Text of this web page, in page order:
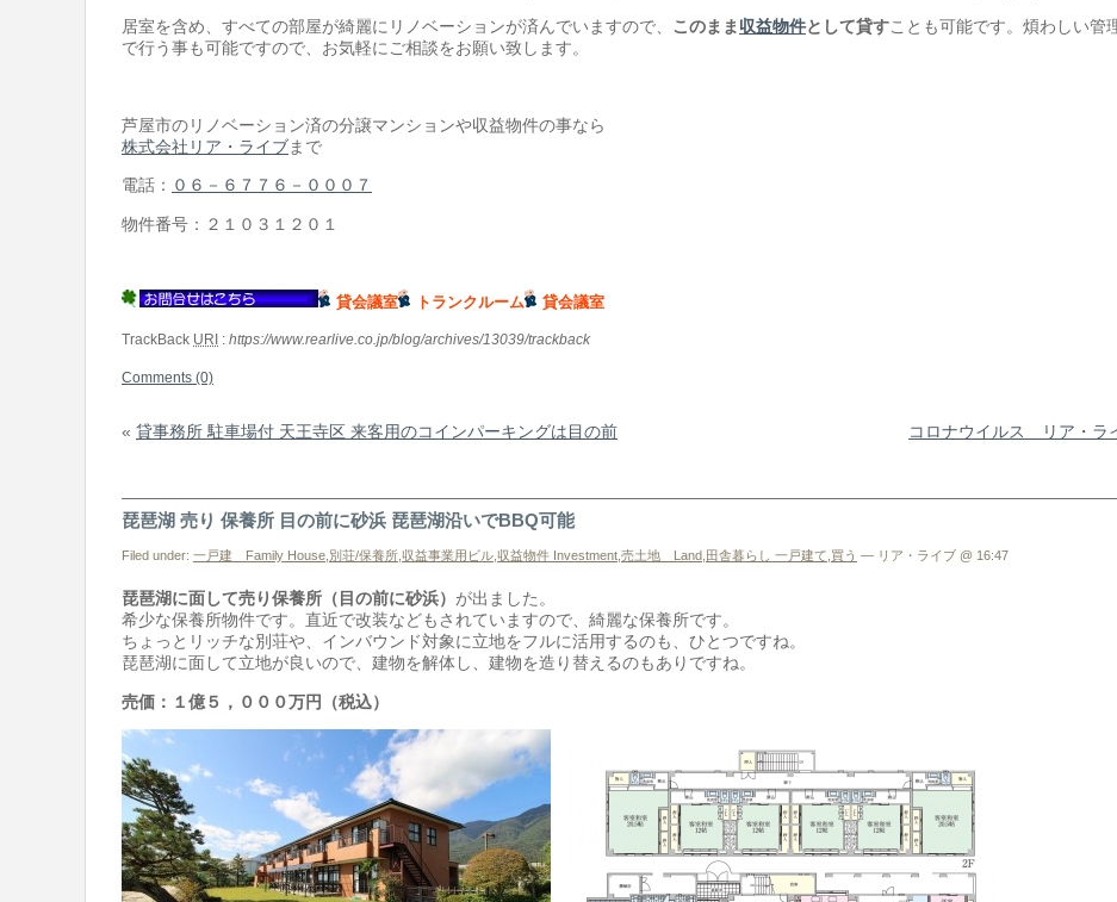
居室を含め、すべての部屋が綺麗にリノベーションが済んでいますので、 このまま 収益物件として貸すことも可能です。煩わしい管
で行う事も可能ですので、お気軽にご相談をお願い致します。
芦屋市のリノベーション済の分譲マンションや収益物件の事なら
株式会社リア・ライブまで
電話： ０６－６７７６－０００７
物件番号：２１０３１２０１
貸会議室 トランクルーム 貸会議室
TrackBack URI : https://www.rearlive.co.jp/blog/archives/13039/trackback
Comments (0)
« 貸事務所 駐車場付 天王寺区 来客用のコインパーキングは目の前 コロナウイルス リア・ラ
琵琶湖 売り 保養所 目の前に砂浜 琵琶湖沿いでBBQ可能
Filed under: 一戸建 Family House 別荘/保養所 収益事業用ビル 収益物件 Investment 売土地 Land 田舎暮らし 一戸建て 買う — リア・ライブ @ 16:47
琵琶湖に面して売り保養所（目の前に砂浜） が出ました。
希少な保養所物件です。直近で改装などもされていますので、綺麗な保養所です。
ちょっとリッチな別荘や、インバウンド対象に立地をフルに活用するのも、ひとつですね。
琵琶湖に面して立地が良いので、建物を解体し、建物を造り替えるのもありですね。
売価：１億５，０００万円（税込）